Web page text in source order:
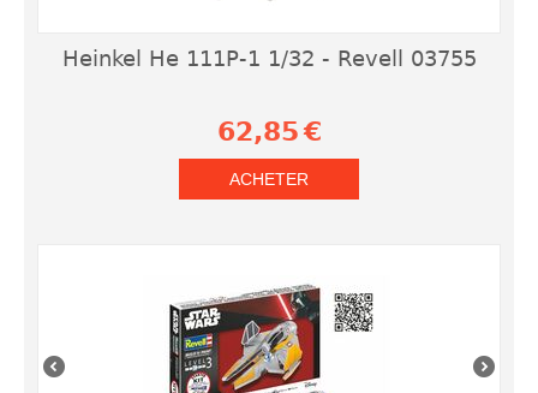
Heinkel He 111P-1 1/32 - Revell 03755
62,85€
ACHETER